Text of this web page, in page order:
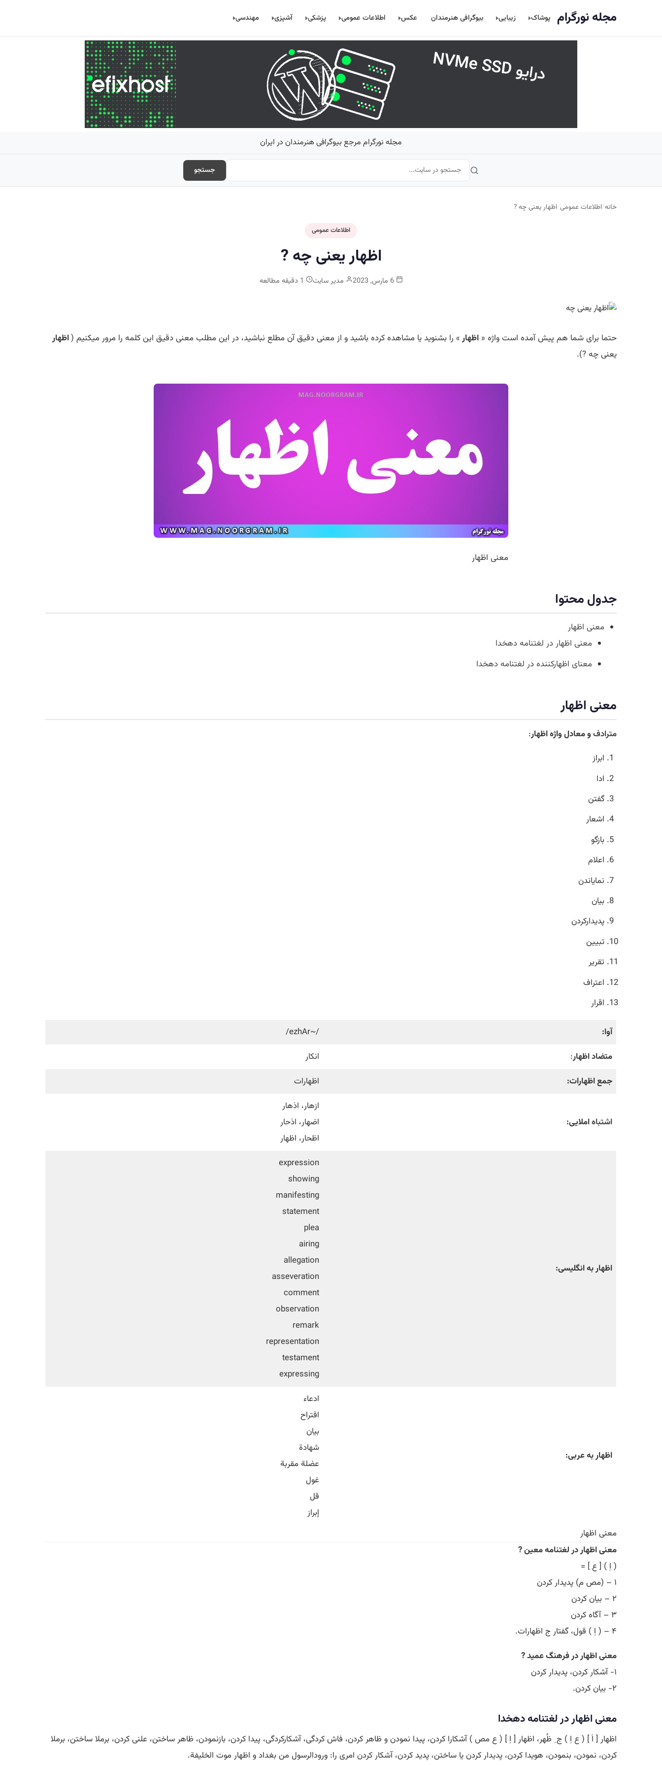
مجله نورگرام پوشاک زیبایی بیوگرافی هنرمندان عکس اطلاعات عمومی پزشکی آشپزی مهندسی
مجله نورگرام مرجع بیوگرافی هنرمندان در ایران
جستجو
خانه/اطلاعات عمومی/اظهار یعنی چه ?
اطلاعات عمومی
اظهار یعنی چه ?
6 مارس, 2023 مدیر سایت
حتما برای شما هم پیش آمده است واژه « اظهار» را بشنوید یا مشاهده کرده باشید و از معنی دقیق آن مطلع نباشید، در این مطلب معنی دقیق این کلمه را مرور میکنیم (اظهار
یعنی چه ?).
معنی اظهار
جدول محتوا
معنی اظهار
معنی اظهار در لغتنامه دهخدا
معنای اظهارکننده در لغتنامه دهخدا
معنی اظهار
مترادفو معادل واژه اظهار:
ابراز
ادا
گفتن
اشعار
بازگو
اعلام
نمایاندن
بیان
پدیدارکردن
تبیین
تقریر
اعتراف
اقرار
آوا:
/~ezhAr/
متضاد اظهار:
انکار
جمع اظهارات:
اظهارات
اشتباهاملایی:
ازهار، اذهار
اضهار، اذحار
اظحار، اظهار
اظهار به انگلیسی:
expression
showing
manifesting
statement
plea
airing
allegation
asseveration
comment
observation
remark
representation
testament
expressing
اظهار به عربی:
ادعاء
اقتراح
بیان
شهادة
عضلة مقربة
غول
قل
إبراز
معنی اظهار
معنی اظهار در لغتنامه معین ?
( اِ ) [ ع ] =
۱ – (مص م) پدیدار کردن
۲ – بیان کردن
۳ – آگاه کردن
۴ – ( اِ ) قول، گفتار ج اظهارات.
معنی اظهار در فرهنگ عمید ?
۱- آشکار کردن، پدیدار کردن
۲- بیان کردن.
معنی اظهار در لغتنامه دهخدا
اظهار [ اَ ] ( ع اِ ) ج ِ ظُهر، اظهار [ اِ ] ( ع مص ) آشکارا کردن، پیدا نمودن و ظاهر کردن، فاش کردگی، آشکارکردگی، پیدا کردن، بازنمودن، ظاهر ساختن، علنی کردن، برملا ساختن، برملا
کردن، نمودن، بنمودن، هویدا کردن، پدیدار کردن یا ساختن، پدید کردن، آشکار کردن امری را: ورودالرسول من بغداد و اظهار موت الخلیفة.